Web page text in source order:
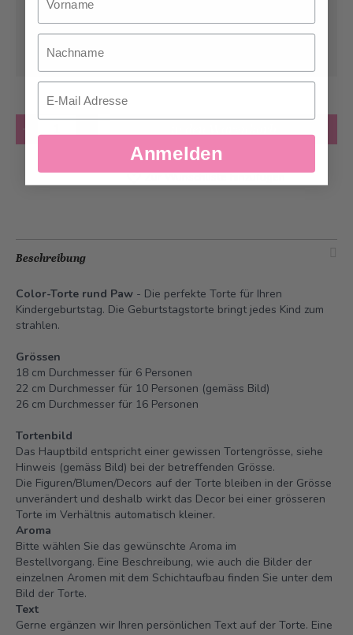
Abholung ab
Anzahl
Zur Wunschliste hinzufügen
Beschreibung
Color-Torte rund Paw - Die perfekte Torte für Ihren
Kindergeburtstag. Die Geburtstagstorte bringt jedes Kind zum
strahlen.
Grössen
18 cm Durchmesser für 6 Personen
22 cm Durchmesser für 10 Personen (gemäss Bild)
26 cm Durchmesser für 16 Personen
Tortenbild
Das Hauptbild entspricht einer gewissen Tortengrösse, siehe
Hinweis (gemäss Bild) bei der betreffenden Grösse.
Die Figuren/Blumen/Decors auf der Torte bleiben in der Grösse
unverändert und deshalb wirkt das Decor bei einer grösseren
Torte im Verhältnis automatisch kleiner.
Aroma
Bitte wählen Sie das gewünschte Aroma im
Bestellvorgang. Eine Beschreibung, wie auch die Bilder der
einzelnen Aromen mit dem Schichtaufbau finden Sie unter dem
Bild der Torte.
Text
Gerne ergänzen wir Ihren persönlichen Text auf der Torte. Eine
Nachname
Anmelden